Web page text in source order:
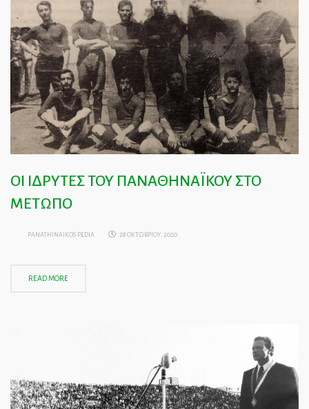
ΟΙ ΙΔΡΥΤΕΣ ΤΟΥ ΠΑΝΑΘΗΝΑΪΚΟΥ ΣΤΟ
ΜΕΤΩΠΟ
PANATHINAIKOS PEDIA 28 ΟΚΤΩΒΡΙΟΥ, 2020
READ MORE